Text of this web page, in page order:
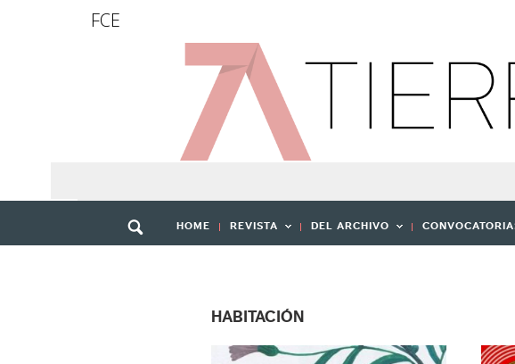
FCE
HOME REVISTA DEL ARCHIVO
HABITACIÓN